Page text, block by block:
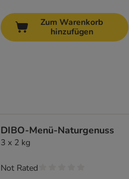
Zum Warenkorb
hinzufügen
DIBO-Menü-Naturgenuss
3 x 2 kg
Not Rated